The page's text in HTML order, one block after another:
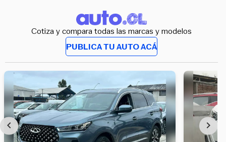
Cotiza y compara todas las marcas y modelos
PUBLICA TU AUTO ACÁ